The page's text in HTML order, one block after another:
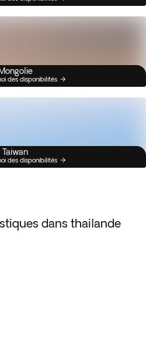
Mongolie
des disponibilités
Taiwan
des disponibilités
dans thailande